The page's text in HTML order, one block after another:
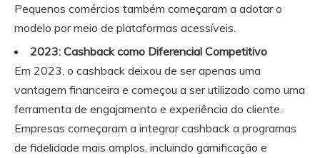
Pequenos comércios também começaram a adotar o
modelo por meio de plataformas acessíveis.
2023: Cashback como Diferencial Competitivo
Em 2023, o cashback deixou de ser apenas uma
vantagem financeira e começou a ser utilizado como uma
ferramenta de engajamento e experiência do cliente.
Empresas começaram a integrar cashback a programas
de fidelidade mais amplos, incluindo gamificação e